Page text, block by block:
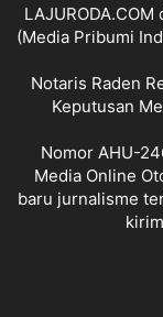
(Media Pribumi
Notaris Raden
Keputusan
Nomor AHU-
Media Online
baru jurnalisme